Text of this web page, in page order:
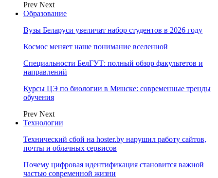
Prev Next
Образование
Вузы Беларуси увеличат набор студентов в 2026 году
Космос меняет наше понимание вселенной
Специальности БелГУТ: полный обзор факультетов и
направлений
Курсы ЦЭ по биологии в Минске: современные тренды
обучения
Prev Next
Технологии
Технический сбой на hoster.by нарушил работу сайтов,
почты и облачных сервисов
Почему цифровая идентификация становится важной
частью современной жизни